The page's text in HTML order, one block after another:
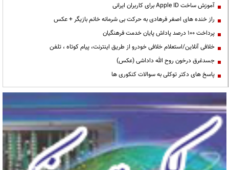
آموزش ساخت Apple ID برای کاربران ایرانی
راز خنده های اصغر فرهادی به حرکت بی شرمانه خانم بازیگر + عکس
پرداخت ۱۰۰ درصد پاداش پایان خدمت فرهنگیان
خلافی آنلاین/استعلام خلافی خودرو از طریق اینترنت، پیام کوتاه ، تلفن
جسدغرق درخون روح الله داداشی (عکس)
پاسخ های دکتر توکلی به سوالات کنکوری ها